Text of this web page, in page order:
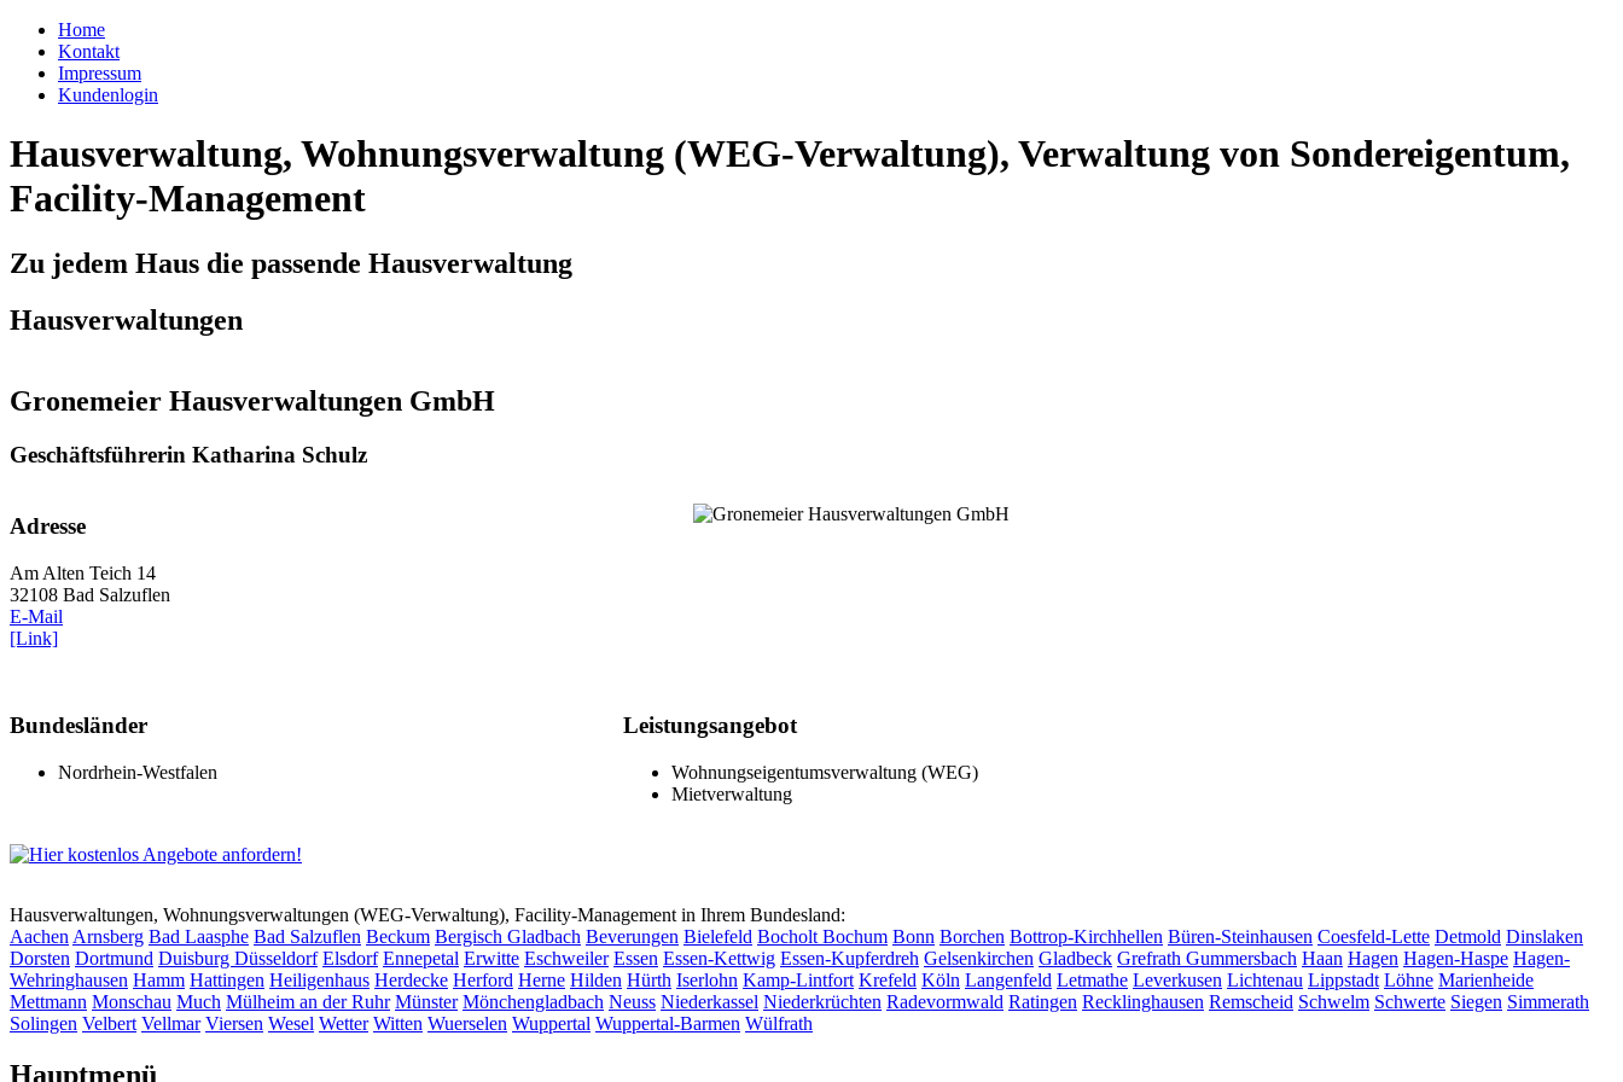
Home
Kontakt
Impressum
Kundenlogin
Hausverwaltung, Wohnungsverwaltung (WEG-Verwaltung), Verwaltung von Sondereigentum,
Facility-Management
Zu jedem Haus die passende Hausverwaltung
Hausverwaltungen
Gronemeier Hausverwaltungen GmbH
Geschäftsführerin Katharina Schulz
Adresse
Am Alten Teich 14
32108 Bad Salzuflen
E-Mail
[Link]
Bundesländer
Nordrhein-Westfalen
Leistungsangebot
Wohnungseigentumsverwaltung (WEG)
Mietverwaltung
Hausverwaltungen, Wohnungsverwaltungen (WEG-Verwaltung), Facility-Management in Ihrem Bundesland:
Aachen Arnsberg Bad Laasphe Bad Salzuflen Beckum Bergisch Gladbach Beverungen Bielefeld Bocholt Bochum Bonn Borchen Bottrop-Kirchhellen Büren-Steinhausen Coesfeld-Lette Detmold Dinslaken
Dorsten Dortmund Duisburg Düsseldorf Elsdorf Ennepetal Erwitte Eschweiler Essen Essen-Kettwig Essen-Kupferdreh Gelsenkirchen Gladbeck Grefrath Gummersbach Haan Hagen Hagen-Haspe Hagen-
Wehringhausen Hamm Hattingen Heiligenhaus Herdecke Herford Herne Hilden Hürth Iserlohn Kamp-Lintfort Krefeld Köln Langenfeld Letmathe Leverkusen Lichtenau Lippstadt Löhne Marienheide
Mettmann Monschau Much Mülheim an der Ruhr Münster Mönchengladbach Neuss Niederkassel Niederkrüchten Radevormwald Ratingen Recklinghausen Remscheid Schwelm Schwerte Siegen Simmerath
Solingen Velbert Vellmar Viersen Wesel Wetter Witten Wuerselen Wuppertal Wuppertal-Barmen Wülfrath
Hauptmenü